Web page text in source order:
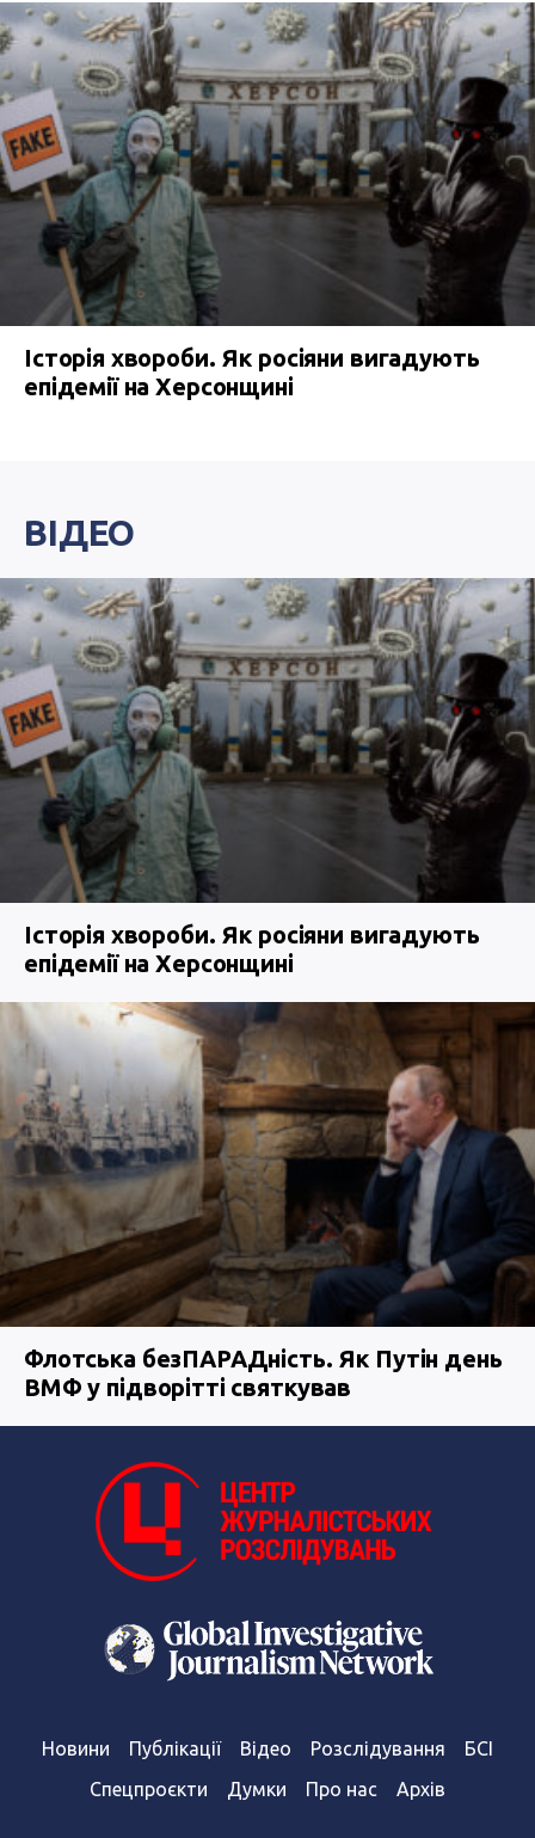
Історія хвороби. Як росіяни вигадують
епідемії на Херсонщині
ВІДЕО
Історія хвороби. Як росіяни вигадують
епідемії на Херсонщині
Флотська безПАРАДність. Як Путін день
ВМФ у підворітті святкував
Новини Публікації Відео Розслідування
БСІ
Спецпроєкти
Думки Про нас Архів